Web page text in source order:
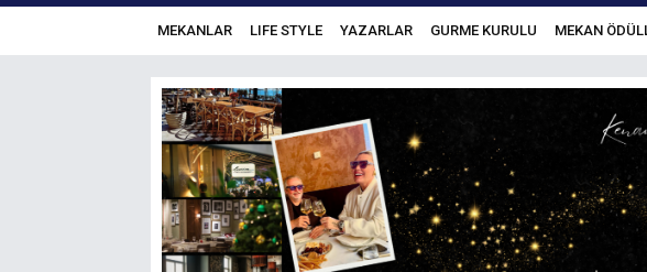
MEKANLAR LIFE STYLE YAZARLAR GURME KURULU MEKAN